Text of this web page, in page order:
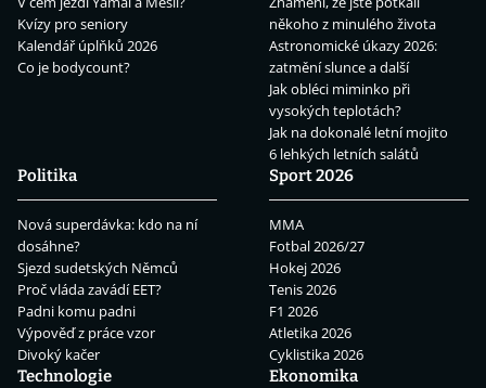
Kvízy pro seniory
Kalendář úplňků 2026
Co je bodycount?
někoho z minulého života
Astronomické úkazy 2026:
zatmění slunce a další
Jak obléci miminko při
vysokých teplotách?
Jak na dokonalé letní mojito
6 lehkých letních salátů
Politika
Nová superdávka: kdo na ní
dosáhne?
Sjezd sudetských Němců
Proč vláda zavádí EET?
Padni komu padni
Výpověď z práce vzor
Divoký kačer
Sport 2026
MMA
Fotbal 2026/27
Hokej 2026
Tenis 2026
F1 2026
Atletika 2026
Cyklistika 2026
Technologie
Ekonomika